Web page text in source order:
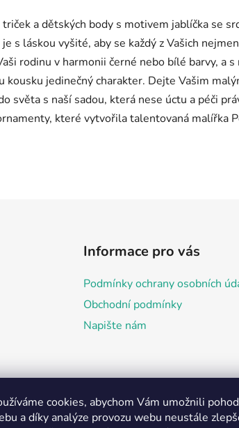
cookies, abychom Vám umožnili
a díky analýze provozu webu neustále
a dětských body s motivem jablíčka se
s láskou vyšité, aby se každý z Vašich
rodinu v harmonii černé nebo bílé barvy, a s
kousku jedinečný charakter. Dejte Vašim
světa s naší sadou, která nese úctu a péči
které vytvořila talentovaná malířka
Informace pro vás
Podmínky ochrany osobních
Obchodní podmínky
Napište nám